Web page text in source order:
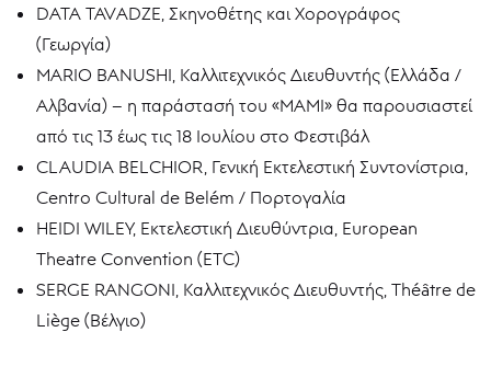
DATA TAVADZE, Σκηνοθέτης και Χορογράφος
(Γεωργία)
MARIO BANUSHI, Καλλιτεχνικός Διευθυντής (Ελλάδα /
Αλβανία) – η παράστασή του «MAMI» θα παρουσιαστεί
από τις 13 έως τις 18 Ιουλίου στο Φεστιβάλ
CLAUDIA BELCHIOR, Γενική Εκτελεστική Συντονίστρια,
Centro Cultural de Belém / Πορτογαλία
HEIDI WILEY, Εκτελεστική Διευθύντρια, European
Theatre Convention (ETC)
SERGE RANGONI, Καλλιτεχνικός Διευθυντής, Théâtre de
Liège (Βέλγιο)